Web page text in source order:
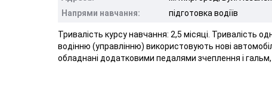
Напрями навчання:
підготовка водіїв
Тривалість курсу навчання: 2,5 місяці. Тривалість
водінню (управлінню) використовують нові
обладнані додатковими педалями зчеплення і гальм,